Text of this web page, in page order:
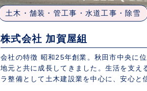
土木・舗装・管工事・水道工事・除雪
株式会社 加賀屋組
会社の特徴 昭和25年創業。秋田市中央に位
地元と共に成長してきました。生活を支え
ラ整備として土木建設業を中心に、安心と